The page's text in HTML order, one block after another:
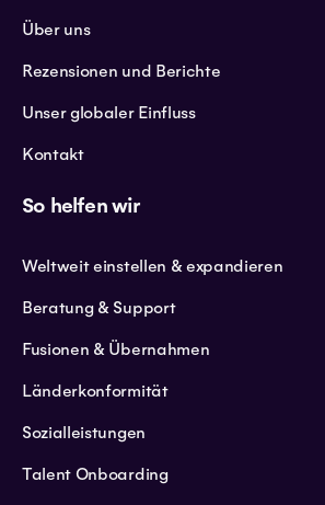
Über uns
Rezensionen und Berichte
Unser globaler Einfluss
Kontakt
So helfen wir
Weltweit einstellen & expandieren
Beratung & Support
Fusionen & Übernahmen
Länderkonformität
Sozialleistungen
Talent Onboarding